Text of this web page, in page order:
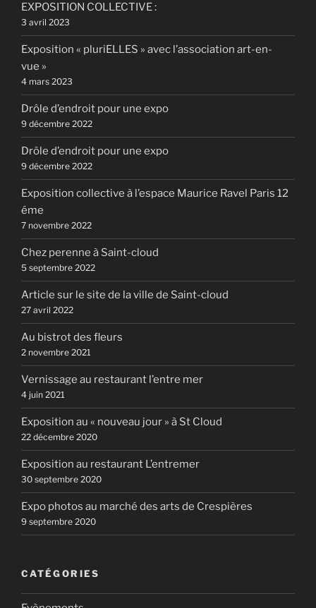
EXPOSITION COLLECTIVE :
3 avril 2023
Exposition « pluriELLES » avec l’association art-en-
vue »
4 mars 2023
Drôle d’endroit pour une expo
9 décembre 2022
Drôle d’endroit pour une expo
9 décembre 2022
Exposition collective à l’espace Maurice Ravel Paris 12
éme
7 novembre 2022
Chez perenne à Saint-cloud
5 septembre 2022
Article sur le site de la ville de Saint-cloud
27 avril 2022
Au bistrot des fleurs
2 novembre 2021
Vernissage au restaurant l’entre mer
4 juin 2021
Exposition au « nouveau jour » à St Cloud
22 décembre 2020
Exposition au restaurant L’entremer
30 septembre 2020
Expo photos au marché des arts de Crespières
9 septembre 2020
CATÉGORIES